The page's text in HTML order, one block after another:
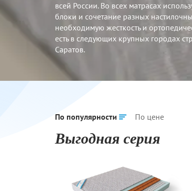
всей России. Во всех матрасах
блоки и сочетание разных
необходимую жесткость и
есть в следующих крупных городах
Саратов.
По популярности По цене
Выгодная серия